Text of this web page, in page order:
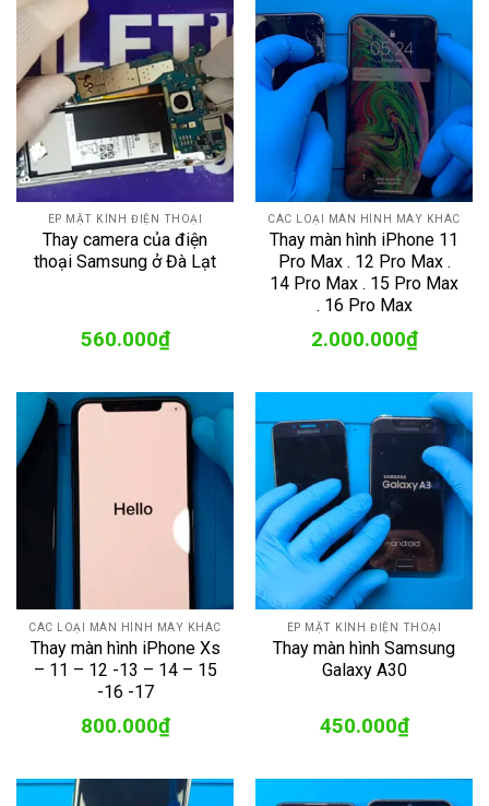
ÉP MẶT KÍNH ĐIỆN THOẠI
Thay camera của điện
thoại Samsung ở Đà Lạt
560.000₫
CÁC LOẠI MÀN HÌNH MÁY KHÁC
Thay màn hình iPhone 11
Pro Max . 12 Pro Max .
14 Pro Max . 15 Pro Max
. 16 Pro Max
2.000.000₫
CÁC LOẠI MÀN HÌNH MÁY KHÁC
Thay màn hình iPhone Xs
– 11 – 12 -13 – 14 – 15
-16 -17
800.000₫
ÉP MẶT KÍNH ĐIỆN THOẠI
Thay màn hình Samsung
Galaxy A30
450.000₫